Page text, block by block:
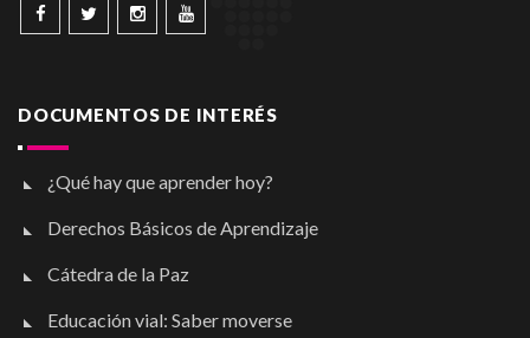
DOCUMENTOS DE INTERÉS
¿Qué hay que aprender hoy?
Derechos Básicos de Aprendizaje
Cátedra de la Paz
Educación vial: Saber moverse